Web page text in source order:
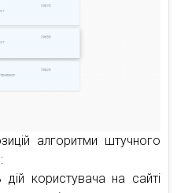
алгоритми штучного
дій користувача на сайті